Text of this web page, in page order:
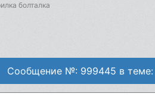
болталка
Сообщение №: 999445 в теме: